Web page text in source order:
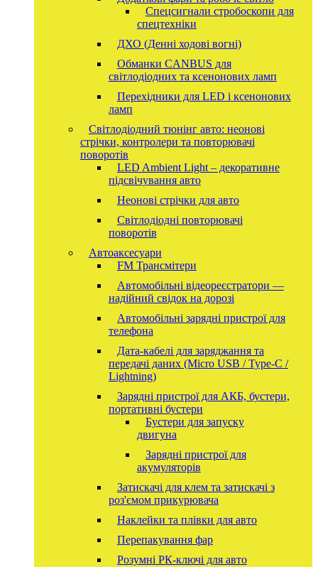
Спецсигнали стробоскопи для
спецтехніки
ДХО (Денні ходові вогні)
Обманки CANBUS для
світлодіодних та ксенонових ламп
Перехідники для LED і ксенонових
ламп
Світлодіодний тюнінг авто: неонові
стрічки, контролери та повторювачі
поворотів
LED Ambient Light – декоративне
підсвічування авто
Неонові стрічки для авто
Світлодіодні повторювачі
поворотів
Автоаксесуари
FM Трансмітери
Автомобільні відеореєстратори —
надійний свідок на дорозі
Автомобільні зарядні пристрої для
телефона
Дата-кабелі для заряджання та
передачі даних (Micro USB / Type-C /
Lightning)
Зарядні пристрої для АКБ, бустери,
портативні бустери
Бустери для запуску
двигуна
Зарядні пристрої для
акумуляторів
Затискачі для клем та затискачі з
роз'ємом прикурювача
Наклейки та плівки для авто
Перепакування фар
Розумні РК-ключі для авто